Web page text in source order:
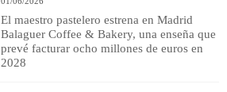
El maestro pastelero estrena en Madrid
Balaguer Coffee & Bakery, una enseña que
prevé facturar ocho millones de euros en
2028